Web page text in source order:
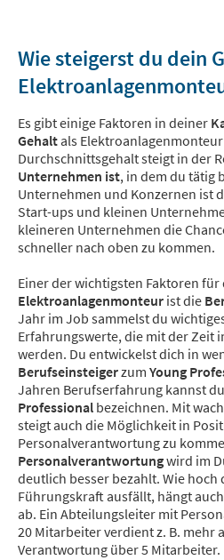
Wie steigerst du dein
Es gibt einige Faktoren in deiner
Gehaltals Elektroanlagenmonteur
Durchschnittsgehalt steigt in der
Unternehmen ist, in dem du tätig
Unternehmen und Konzernen ist
Start-ups und kleinen
kleineren Unternehmen die
schneller nach oben zu kommen.
Einer der wichtigsten Faktoren für
Elektroanlagenmonteur ist die
Jahr im Job sammelst du
Erfahrungswerte, die mit der Zeit
werden. Du entwickelst dich in
Berufseinsteigerzum Young
Jahren Berufserfahrung kannst
Professional bezeichnen. Mit
steigt auch die Möglichkeit in
Personalverantwortung zu
Personalverantwortungwird im
deutlich besser bezahlt. Wie hoch
Führungskraft ausfällt, hängt
ab. Ein Abteilungsleiter mit
20 Mitarbeiter verdient z. B. mehr
Verantwortung über 5 Mitarbeiter.